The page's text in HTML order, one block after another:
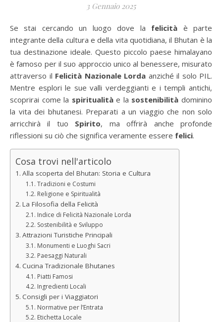
3 Gennaio 2025
Se stai cercando un luogo dove la felicità è parte
integrante della cultura e della vita quotidiana, il Bhutan è la
tua destinazione ideale. Questo piccolo paese himalayano
è famoso per il suo approccio unico al benessere, misurato
attraverso il Felicità Nazionale Lorda anziché il solo PIL.
Mentre esplori le sue valli verdeggianti e i templi antichi,
scoprirai come la spiritualitàe la sostenibilità dominino
la vita dei bhutanesi. Preparati a un viaggio che non solo
arricchirà il tuo Spirito, ma offrirà anche profonde
riflessioni su ciò che significa veramente essere felici.
Cosa trovi nell'articolo
Alla scoperta del Bhutan: Storia e Cultura
Tradizioni e Costumi
Religione e Spiritualità
La Filosofia della Felicità
Indice di Felicità Nazionale Lorda
Sostenibilità e Sviluppo
Attrazioni Turistiche Principali
Monumenti e Luoghi Sacri
Paesaggi Naturali
Cucina Tradizionale Bhutanes
Piatti Famosi
Ingredienti Locali
Consigli per i Viaggiatori
Normative per l’Entrata
Etichetta Locale